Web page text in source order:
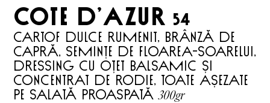
Cote d’Azur 54
Cartof dulce rumenit, brânză de
capră, semințe de floarea-soarelui,
dressing cu oțet balsamic și
concentrat de rodie, toate așezate
pe salată proaspată 300gr